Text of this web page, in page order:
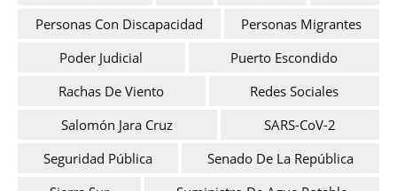
Personas Con Discapacidad
Personas Migrantes
Poder Judicial
Puerto Escondido
Rachas De Viento
Redes Sociales
Salomón Jara Cruz
SARS-CoV-2
Seguridad Pública
Senado De La República